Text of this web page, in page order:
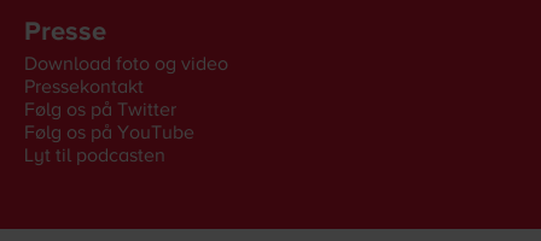
Presse
Download foto og video
Pressekontakt
Følg os på Twitter
Følg os på YouTube
Lyt til podcasten